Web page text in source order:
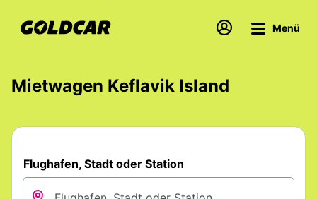
Menü
Mietwagen Keflavik Island
Flughafen, Stadt oder Station